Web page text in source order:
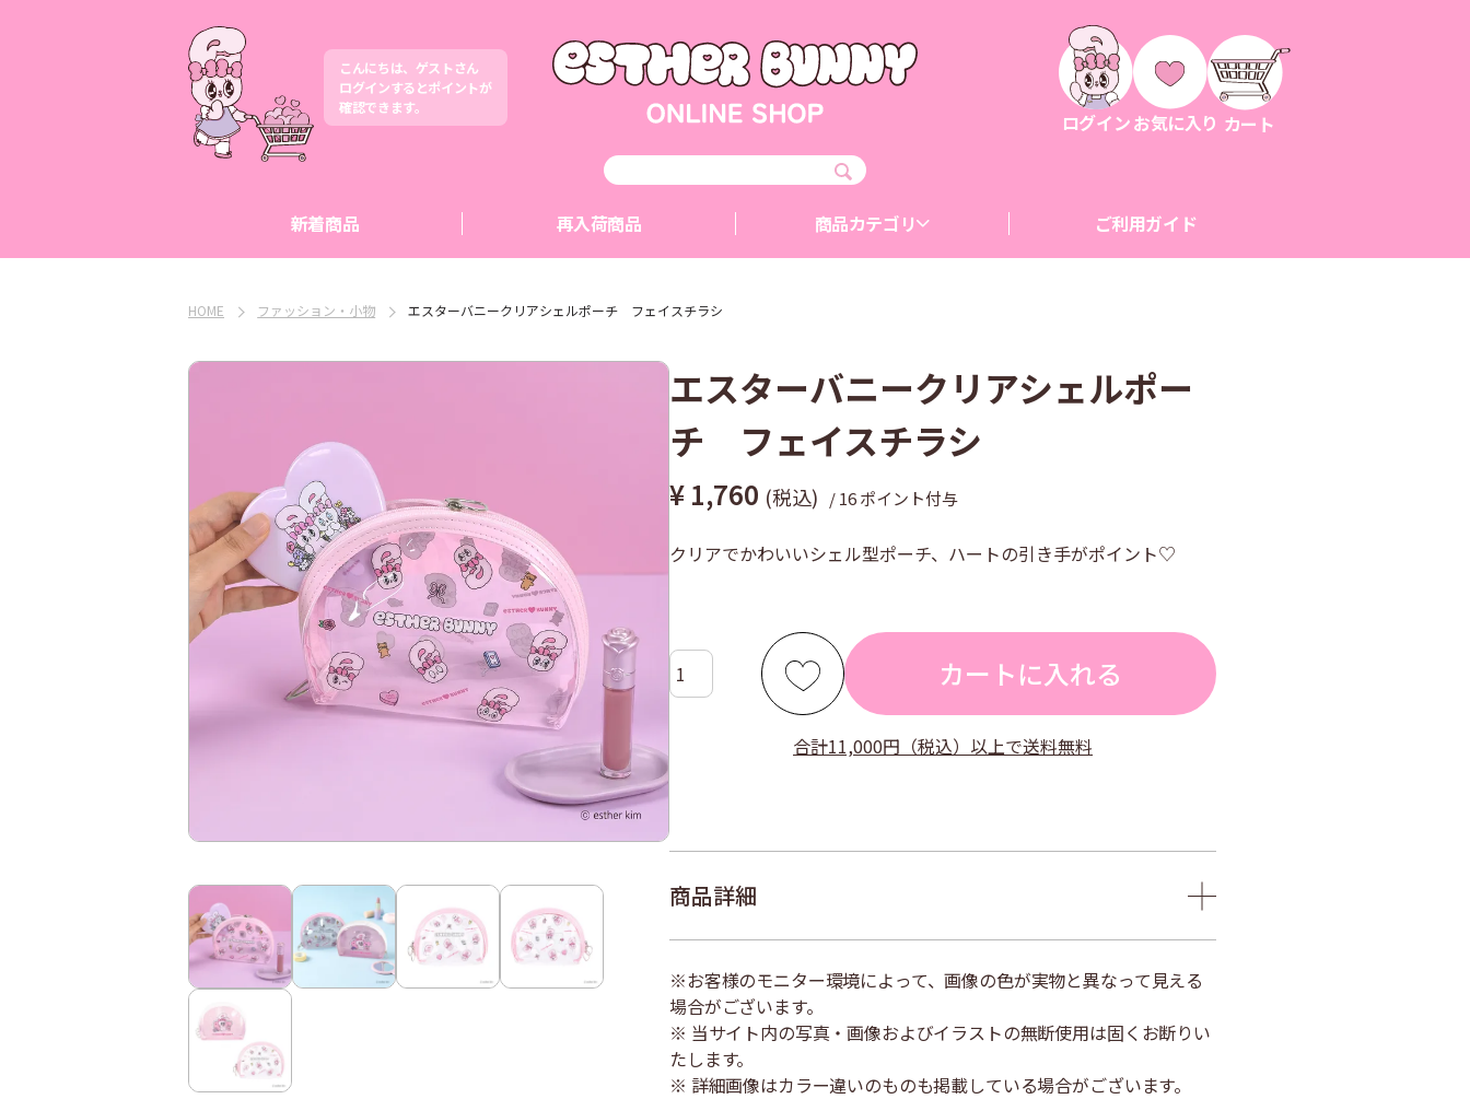
こんにちは、ゲストさん
ログインするとポイントが
確認できます。
ログインお気に入り カート
新着商品 再入荷商品 商品カテゴリ ご利用ガイド
HOME ファッション・小物 エスターバニークリアシェルポーチ フェイスチラシ
エスターバニークリアシェルポー
チ フェイスチラシ
¥ 1,760 税込 /16ポイント付与
クリアでかわいいシェル型ポーチ、ハートの引き手がポイント♡
カートに入れる
合計11,000円（税込）以上で送料無料
商品詳細
※お客様のモニター環境によって、画像の色が実物と異なって見える
場合がございます。
※ 当サイト内の写真・画像およびイラストの無断使用は固くお断りい
たします。
※ 詳細画像はカラー違いのものも掲載している場合がございます。